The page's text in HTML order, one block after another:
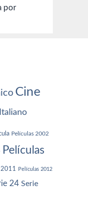
por
Cine
Películas 2002
Películas
2011 Películas 2012
24 Serie